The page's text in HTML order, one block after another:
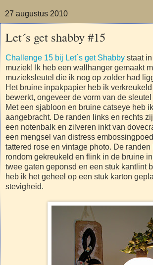
27 augustus 2010
Let´s get shabby #15
Challenge 15 bij Let´s get Shabby staat
muziek! Ik heb een wallhanger gemaakt
muzieksleutel die ik nog op zolder had
Het bruine inpakpapier heb ik
bewerkt, ongeveer de vorm van de
Met een sjabloon en bruine catseye heb
aangebracht. De randen links en rechts
een notenbalk en zilveren inkt van
een mengsel van distress
tattered rose en vintage photo. De randen
rondom gekreukeld en flink in de bruine
twee gaten geponsd en een stuk kantlint
heb ik het geheel op een stuk karton
stevigheid.